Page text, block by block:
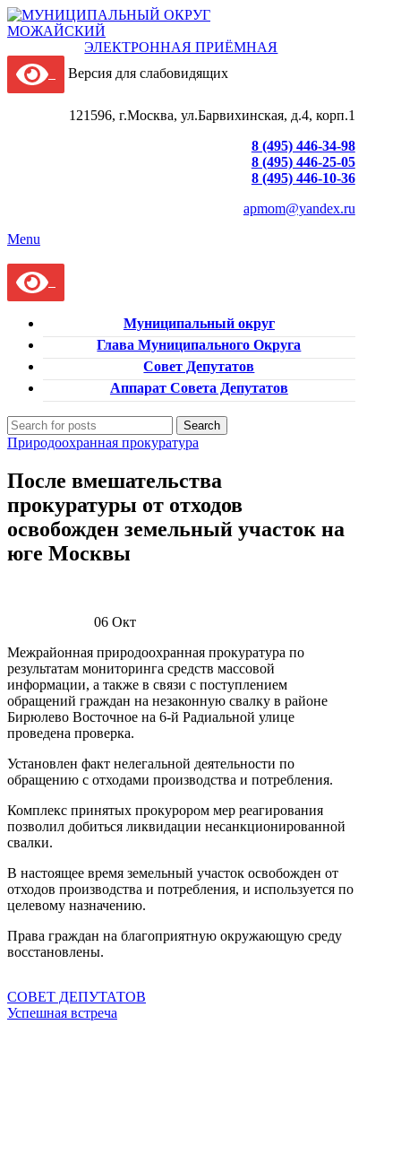
ЭЛЕКТРОННАЯ ПРИЁМНАЯ
Версия для слабовидящих
121596, г.Москва, ул.Барвихинская, д.4, корп.1
8 (495) 446-34-98
8 (495) 446-25-05
8 (495) 446-10-36
apmom@yandex.ru
Menu
Муниципальный округ
Глава Муниципального Округа
Совет Депутатов
Аппарат Совета Депутатов
Search
Природоохранная прокуратура
После вмешательства
прокуратуры от отходов
освобожден земельный участок на
юге Москвы
06Окт
Межрайонная природоохранная прокуратура по
результатам мониторинга средств массовой
информации, а также в связи с поступлением
обращений граждан на незаконную свалку в районе
Бирюлево Восточное на 6-й Радиальной улице
проведена проверка.
Установлен факт нелегальной деятельности по
обращению с отходами производства и потребления.
Комплекс принятых прокурором мер реагирования
позволил добиться ликвидации несанкционированной
свалки.
В настоящее время земельный участок освобожден от
отходов производства и потребления, и используется по
целевому назначению.
Права граждан на благоприятную окружающую среду
восстановлены.
СОВЕТ ДЕПУТАТОВ
Успешная встреча